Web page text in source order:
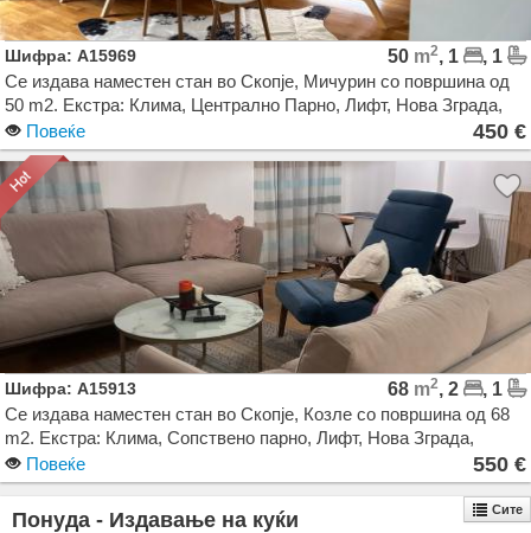
Шифра: A15969 50 m2, 1
, 1
Се издава наместен стан во Скопје, Мичурин со површина од
50 m2. Екстра: Клима, Централно Парно, Лифт, Нова Зграда,
Гаража. Цена: 450 EUR
Повеќе 450 €
Шифра: A15913 68 m2, 2
, 1
Се издава наместен стан во Скопје, Козле со површина од 68
m2. Екстра: Клима, Сопствено парно, Лифт, Нова Зграда,
Паркинг. Цена: 550 EUR
Повеќе 550 €
Понуда - Издавање на куќи Сите